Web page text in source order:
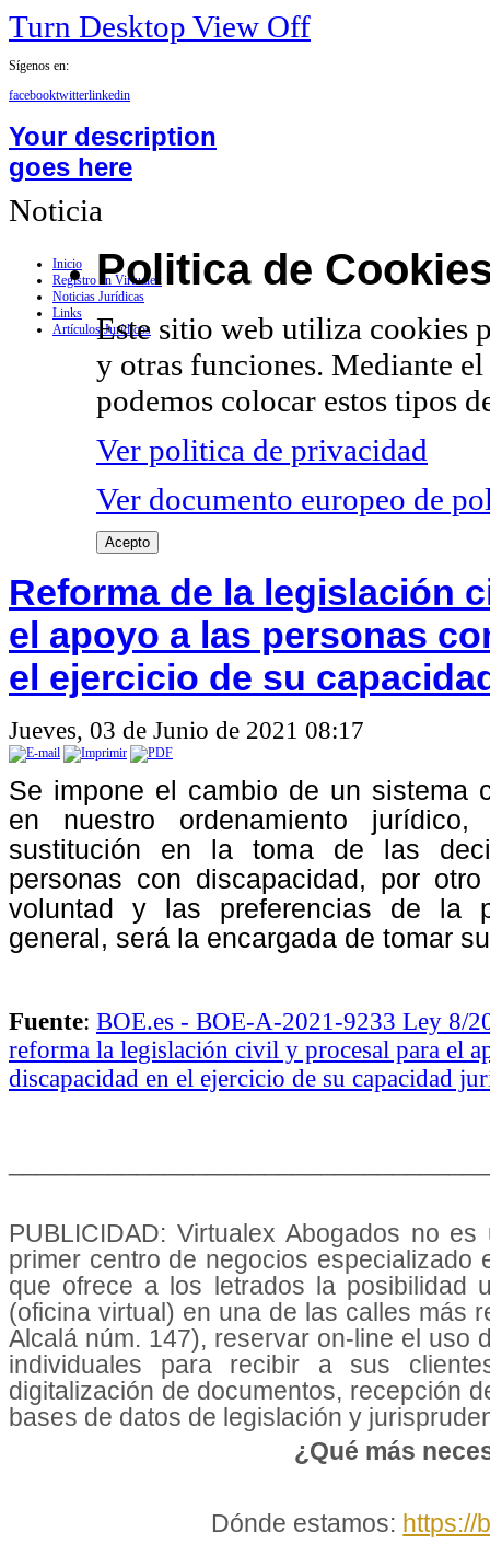
Turn Desktop View Off
Sígenos en:
facebooktwitterlinkedin
Your description
goes here
Inicio
Registro en Virtualex
Noticias Jurídicas
Links
Artículos Jurídicos
Noticia
Politica de
Este sitio web utiliza cookies
y otras funciones. Mediante
podemos colocar estos tipos
Ver politica de privacidad
Ver documento europeo de
Acepto
Reforma de la legislación
el apoyo a las personas
el ejercicio de su
Jueves, 03 de Junio de 2021 08:17
Se impone el cambio de un sistema
en nuestro ordenamiento
sustitución en la toma de las
personas con discapacidad, por
voluntad y las preferencias de la
general, será la encargada de tomar
Fuente: BOE.es - BOE-A-2021-9233 Ley 8/
reforma la legislación civil y procesal para el
discapacidad en el ejercicio de su capacidad
PUBLICIDAD: Virtualex Abogados no
primer centro de negocios especializado
que ofrece a los letrados la posibilidad
(oficina virtual) en una de las calles más
Alcalá núm. 147), reservar on-line el uso
individuales para recibir a sus
digitalización de documentos, recepción
bases de datos de legislación y
¿Qué más
Dónde estamos: https://